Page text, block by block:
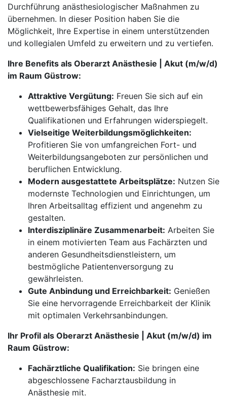
Durchführung anästhesiologischer Maßnahmen zu
übernehmen. In dieser Position haben Sie die
Möglichkeit, Ihre Expertise in einem unterstützenden
und kollegialen Umfeld zu erweitern und zu vertiefen.
Ihre Benefits als Oberarzt Anästhesie | Akut (m/w/d)
im Raum Güstrow:
Attraktive Vergütung: Freuen Sie sich auf ein
wettbewerbsfähiges Gehalt, das Ihre
Qualifikationen und Erfahrungen widerspiegelt.
Vielseitige Weiterbildungsmöglichkeiten:
Profitieren Sie von umfangreichen Fort- und
Weiterbildungsangeboten zur persönlichen und
beruflichen Entwicklung.
Modern ausgestattete Arbeitsplätze: Nutzen Sie
modernste Technologien und Einrichtungen, um
Ihren Arbeitsalltag effizient und angenehm zu
gestalten.
Interdisziplinäre Zusammenarbeit: Arbeiten Sie
in einem motivierten Team aus Fachärzten und
anderen Gesundheitsdienstleistern, um
bestmögliche Patientenversorgung zu
gewährleisten.
Gute Anbindung und Erreichbarkeit: Genießen
Sie eine hervorragende Erreichbarkeit der Klinik
mit optimalen Verkehrsanbindungen.
Ihr Profil als Oberarzt Anästhesie | Akut (m/w/d) im
Raum Güstrow:
Fachärztliche Qualifikation: Sie bringen eine
abgeschlossene Facharztausbildung in
Anästhesie mit.